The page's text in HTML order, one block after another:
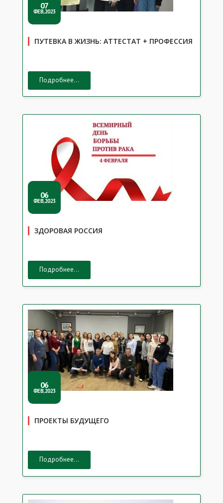
07
ФЕВ,2023
ПУТЕВКА В ЖИЗНЬ: АТТЕСТАТ + ПРОФЕССИЯ
Подробнее...
06
ФЕВ,2023
ЗДОРОВАЯ РОССИЯ
Подробнее...
06
ФЕВ,2023
ПРОЕКТЫ БУДУЩЕГО
Подробнее...